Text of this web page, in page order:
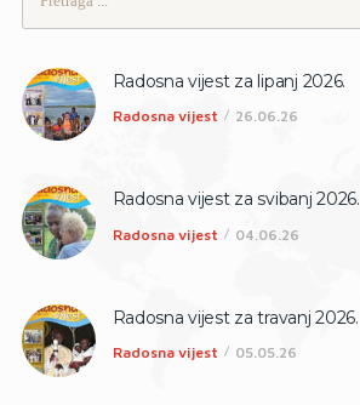
Radosna vijest za lipanj 2026.
Radosna vijest 26.06.26
Radosna vijest za svibanj 2026.
Radosna vijest 04.06.26
Radosna vijest za travanj 2026.
Radosna vijest 05.05.26